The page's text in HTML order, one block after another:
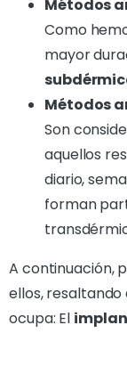
Métodos
Como
mayor
Métodos
Son
aquellos
diario,
forman
A continuación,
ellos,
ocupa: El